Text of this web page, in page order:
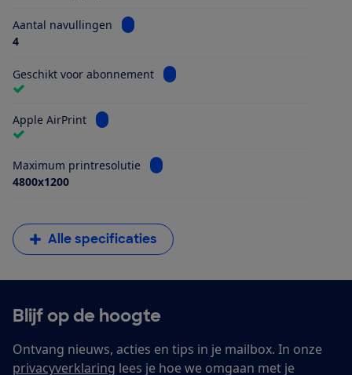
Aantal navullingen
Bekijk informatie voor Aantal navullingen
4
Geschikt voor abonnement Bekijk informatie voor Geschikt
Apple AirPrint Bekijk informatie voor Apple AirPrint
Maximum printresolutie
Bekijk informatie voor Maximum
4800x1200
Alle specificaties
Blijf op de hoogte
Ontvang nieuws, acties en tips in je mailbox. In onze
privacyverklaring lees je hoe we omgaan met je